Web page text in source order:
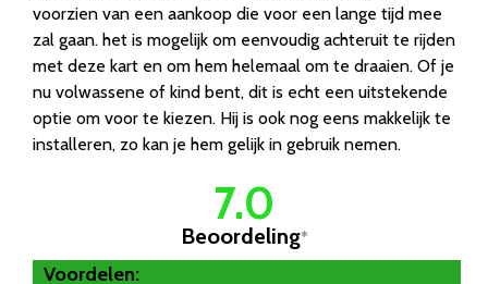
voorzien van een aankoop die voor een lange tijd mee
zal gaan. het is mogelijk om eenvoudig achteruit te rijden
met deze kart en om hem helemaal om te draaien. Of je
nu volwassene of kind bent, dit is echt een uitstekende
optie om voor te kiezen. Hij is ook nog eens makkelijk te
installeren, zo kan je hem gelijk in gebruik nemen.
7.0
Beoordeling*
Voordelen: